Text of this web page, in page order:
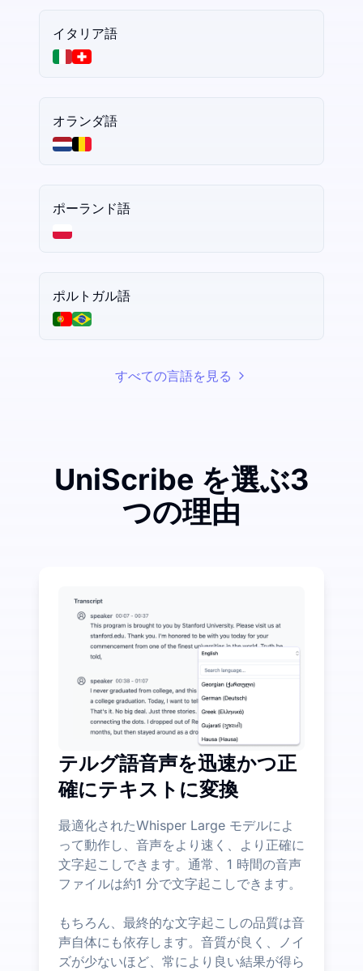
イタリア語
オランダ語
ポーランド語
ポルトガル語
すべての言語を見る
UniScribe を選ぶ3
つの理由
UniScribe は毎月 120 分の無料文字起こしを提供し
音声からテキストへの変換を超えたAI機能がさらに利
音声および動画ファイルから自動的に要約、マイン
テルグ語音声を迅速かつ正
確にテキストに変換
最適化されたWhisper Large モデルによ
って動作し、音声をより速く、より正確に
文字起こしできます。通常、1 時間の音声
ファイルは約1 分で文字起こしできます。
もちろん、最終的な文字起こしの品質は音
声自体にも依存します。音質が良く、ノイ
ズが少ないほど、常により良い結果が得ら